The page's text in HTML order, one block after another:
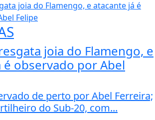
joia do Flamengo, e
é observado por Abel
de perto por Abel Ferreira;
do Sub-20, com...